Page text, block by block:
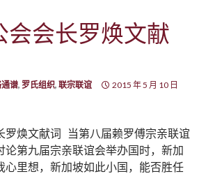
会会长罗焕文献
通谱, 罗氏组织, 联宗联谊
2015 年 5 月 10 日
罗焕文献词 当第八届赖罗傅宗亲联谊
论第九届宗亲联谊会举办国时，新加
心里想，新加坡如此小国，能否胜任